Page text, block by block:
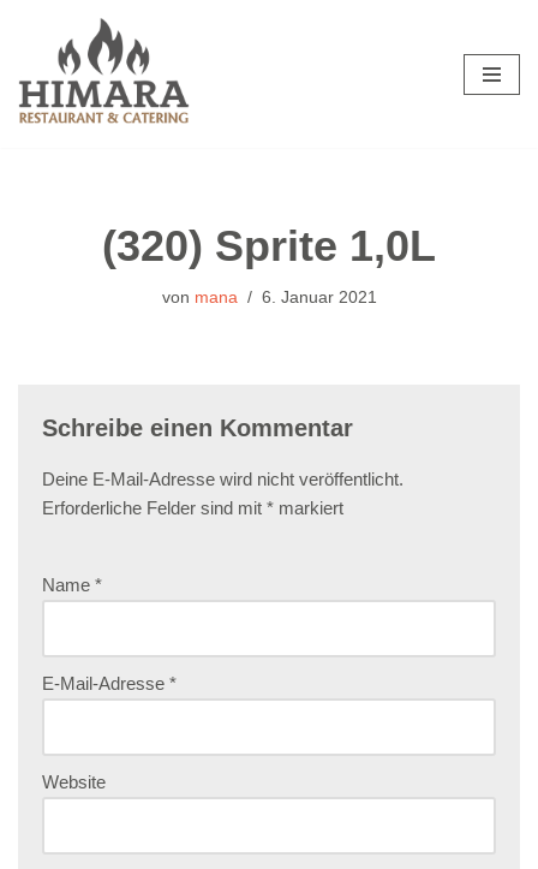
Inhalt
springen
(320) Sprite 1,0L
von mana 6. Januar 2021
Schreibe einen Kommentar
Deine E-Mail-Adresse wird nicht veröffentlicht.
Erforderliche Felder sind mit * markiert
Name *
E-Mail-Adresse *
Website